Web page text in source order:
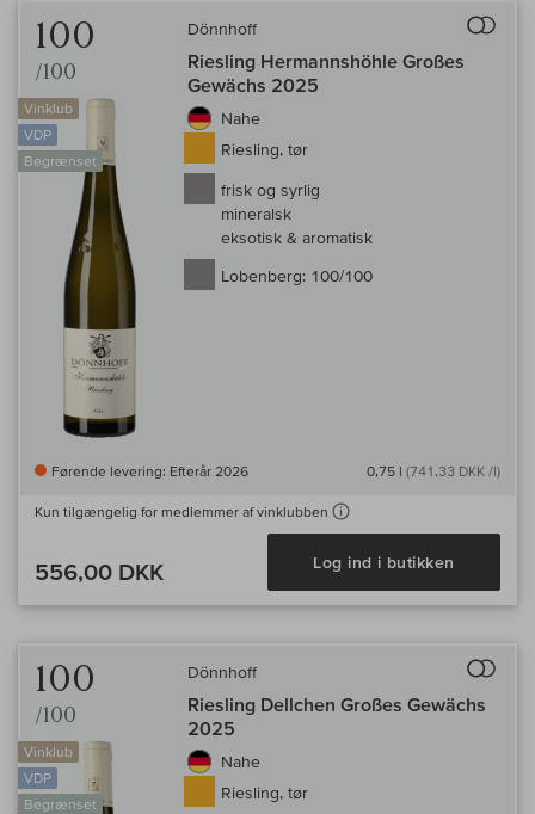
100
/100
Vinklub
VDP
Begrænset
Dönnhoff
Riesling Hermannshöhle Großes
Gewächs 2025
Nahe
Riesling, tør
frisk og syrlig
mineralsk
eksotisk & aromatisk
Lobenberg: 100/100
Førende levering: Efterår 2026 0,75 l (741,33 DKK /l)
Kun tilgængelig for medlemmer af vinklubben
556,00 DKK Log ind i butikken
100
/100
Vinklub
VDP
Begrænset
Dönnhoff
Riesling Dellchen Großes Gewächs
2025
Nahe
Riesling, tør